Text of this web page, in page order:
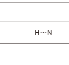
H〜N